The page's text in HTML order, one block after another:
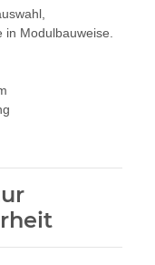
Modulbauweise.